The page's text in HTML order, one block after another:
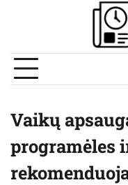
Vaikų
programėles